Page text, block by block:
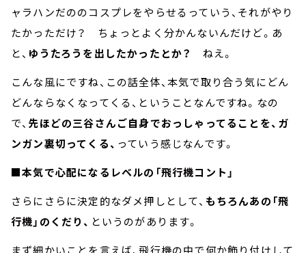
ャラハンだののコスプレをやらせるっていう、それがやり
たかっただけ？ ちょっとよく分かんないんだけど。あ
と、 ゆうたろうを出したかったとか？
ねえ。
こんな風にですね、この話全体、本気で取り合う気にどん
どんならなくなってくる、ということなんですね。なの
で、 先ほどの三谷さんご自身でおっしゃってることを、ガ
ンガン裏切ってくる、 っていう感じなんです。
■本気で心配になるレベルの「飛行機コント」
さらにさらに決定的なダメ押しとして、 もちろんあの「飛
行機」のくだり、 というのがあります。
まず細かいことを言えば、飛行機の中で何か飾り付けして